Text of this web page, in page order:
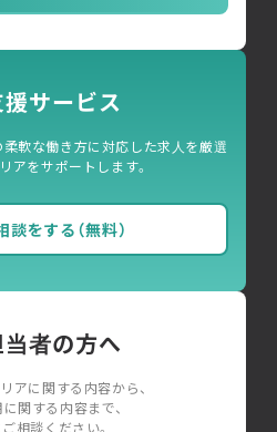
サービス
軟な働き方に対応した求人を厳選
アをサポートします。
をする（無料）
者の方へ
アに関する内容から、
関する内容まで、
相談ください。